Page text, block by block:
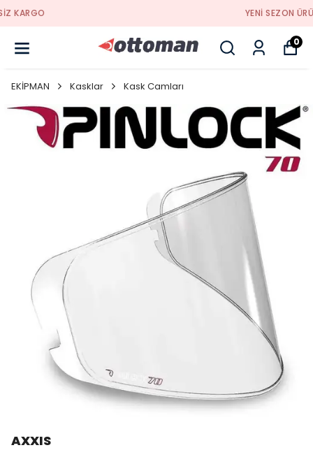
0
EKİPMAN Kasklar Kask Camları
AXXIS